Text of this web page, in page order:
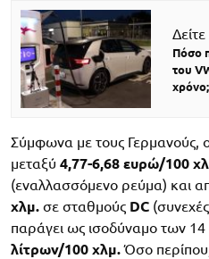
Πόσο
του
χρόνο;
Σύμφωνα με τους Γερμανούς,
μεταξύ 4,77-6,68 ευρώ/100
(εναλλασσόμενο ρεύμα) και
χλμ. σε σταθμούς DC
παράγει ως ισοδύναμο των 14
λίτρων/100 χλμ.Όσο